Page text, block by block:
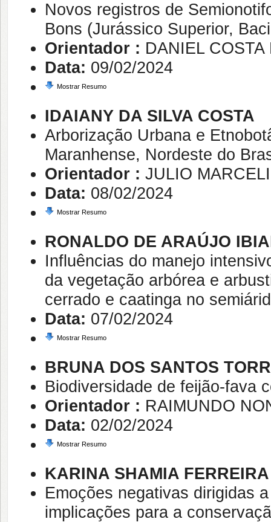
Novos registros de
Bons (Jurássico Superior,
Orientador : DANIEL
Data: 09/02/2024
Mostrar Resumo
IDAIANY DA SILVA COSTA
Arborização Urbana e
Maranhense, Nordeste do
Orientador : JULIO
Data: 08/02/2024
Mostrar Resumo
RONALDO DE ARAÚJO
Influências do manejo
da vegetação arbórea e
cerrado e caatinga no
Data: 07/02/2024
Mostrar Resumo
BRUNA DOS SANTOS
Biodiversidade de feijão-fava
Orientador : RAIMUNDO
Data: 02/02/2024
Mostrar Resumo
KARINA SHAMIA
Emoções negativas dirigidas
implicações para a